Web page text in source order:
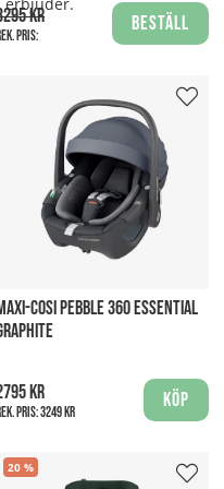
kr
pris:
Beställ
COSI PEBBLE 360 ESSENTIAL
kr
pris:3249 kr
Köp
20